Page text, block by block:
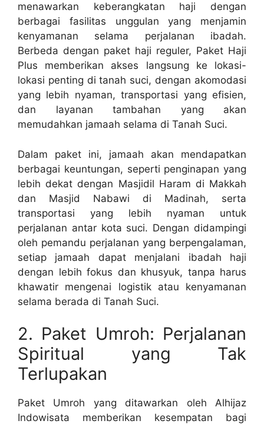
menawarkan keberangkatan haji dengan
berbagai fasilitas unggulan yang menjamin
kenyamanan selama perjalanan ibadah.
Berbeda dengan paket haji reguler, Paket Haji
Plus memberikan akses langsung ke lokasi-
lokasi penting di tanah suci, dengan akomodasi
yang lebih nyaman, transportasi yang efisien,
dan layanan tambahan yang akan
memudahkan jamaah selama di Tanah Suci.
Dalam paket ini, jamaah akan mendapatkan
berbagai keuntungan, seperti penginapan yang
lebih dekat dengan Masjidil Haram di Makkah
dan Masjid Nabawi di Madinah, serta
transportasi yang lebih nyaman untuk
perjalanan antar kota suci. Dengan didampingi
oleh pemandu perjalanan yang berpengalaman,
setiap jamaah dapat menjalani ibadah haji
dengan lebih fokus dan khusyuk, tanpa harus
khawatir mengenai logistik atau kenyamanan
selama berada di Tanah Suci.
2. Paket Umroh: Perjalanan
Spiritual yang Tak
Terlupakan
Paket Umroh yang ditawarkan oleh Alhijaz
Indowisata memberikan kesempatan bagi